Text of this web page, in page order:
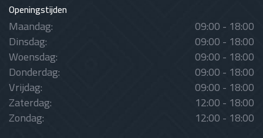
Openingstijden
Maandag: 09:00 - 18:00
Dinsdag: 09:00 - 18:00
Woensdag: 09:00 - 18:00
Donderdag: 09:00 - 18:00
Vrijdag: 09:00 - 18:00
Zaterdag: 12:00 - 18:00
Zondag: 12:00 - 18:00